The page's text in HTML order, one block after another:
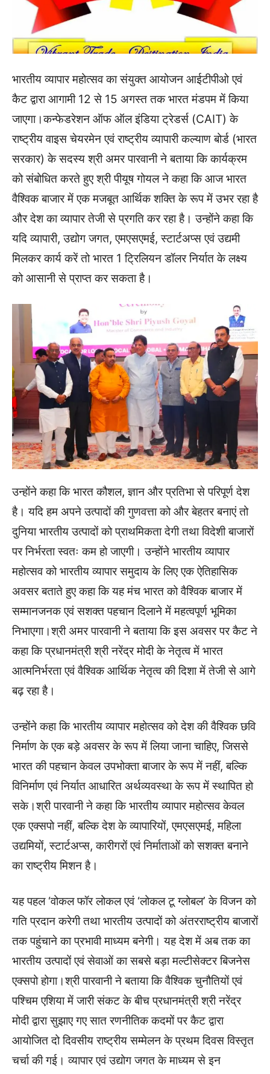
भारतीय व्यापार महोत्सव का संयुक्त आयोजन आईटीपीओ एवं
कैट द्वारा आगामी 12 से 15 अगस्त तक भारत मंडपम में किया
जाएगा।कन्फेडरेशन ऑफ ऑल इंडिया ट्रेडर्स (CAIT) के
राष्ट्रीय वाइस चेयरमेन एवं राष्ट्रीय व्यापारी कल्याण बोर्ड (भारत
सरकार) के सदस्य श्री अमर पारवानी ने बताया कि कार्यक्रम
को संबोधित करते हुए श्री पीयूष गोयल ने कहा कि आज भारत
वैश्विक बाजार में एक मजबूत आर्थिक शक्ति के रूप में उभर रहा है
और देश का व्यापार तेजी से प्रगति कर रहा है। उन्होंने कहा कि
यदि व्यापारी, उद्योग जगत, एमएसएमई, स्टार्टअप्स एवं उद्यमी
मिलकर कार्य करें तो भारत 1 ट्रिलियन डॉलर निर्यात के लक्ष्य
को आसानी से प्राप्त कर सकता है।
उन्होंने कहा कि भारत कौशल, ज्ञान और प्रतिभा से परिपूर्ण देश
है। यदि हम अपने उत्पादों की गुणवत्ता को और बेहतर बनाएं तो
दुनिया भारतीय उत्पादों को प्राथमिकता देगी तथा विदेशी बाजारों
पर निर्भरता स्वतः कम हो जाएगी। उन्होंने भारतीय व्यापार
महोत्सव को भारतीय व्यापार समुदाय के लिए एक ऐतिहासिक
अवसर बताते हुए कहा कि यह मंच भारत को वैश्विक बाजार में
सम्मानजनक एवं सशक्त पहचान दिलाने में महत्वपूर्ण भूमिका
निभाएगा।श्री अमर पारवानी ने बताया कि इस अवसर पर कैट ने
कहा कि प्रधानमंत्री श्री नरेंद्र मोदी के नेतृत्व में भारत
आत्मनिर्भरता एवं वैश्विक आर्थिक नेतृत्व की दिशा में तेजी से आगे
बढ़ रहा है।
उन्होंने कहा कि भारतीय व्यापार महोत्सव को देश की वैश्विक छवि
निर्माण के एक बड़े अवसर के रूप में लिया जाना चाहिए, जिससे
भारत की पहचान केवल उपभोक्ता बाजार के रूप में नहीं, बल्कि
विनिर्माण एवं निर्यात आधारित अर्थव्यवस्था के रूप में स्थापित हो
सके।श्री पारवानी ने कहा कि भारतीय व्यापार महोत्सव केवल
एक एक्सपो नहीं, बल्कि देश के व्यापारियों, एमएसएमई, महिला
उद्यमियों, स्टार्टअप्स, कारीगरों एवं निर्माताओं को सशक्त बनाने
का राष्ट्रीय मिशन है।
यह पहल ‘वोकल फॉर लोकल एवं ‘लोकल टू ग्लोबल’ के विजन को
गति प्रदान करेगी तथा भारतीय उत्पादों को अंतरराष्ट्रीय बाजारों
तक पहुंचाने का प्रभावी माध्यम बनेगी। यह देश में अब तक का
भारतीय उत्पादों एवं सेवाओं का सबसे बड़ा मल्टीसेक्टर बिजनेस
एक्सपो होगा।श्री पारवानी ने बताया कि वैश्विक चुनौतियों एवं
पश्चिम एशिया में जारी संकट के बीच प्रधानमंत्री श्री नरेंद्र
मोदी द्वारा सुझाए गए सात रणनीतिक कदमों पर कैट द्वारा
आयोजित दो दिवसीय राष्ट्रीय सम्मेलन के प्रथम दिवस विस्तृत
चर्चा की गई। व्यापार एवं उद्योग जगत के माध्यम से इन